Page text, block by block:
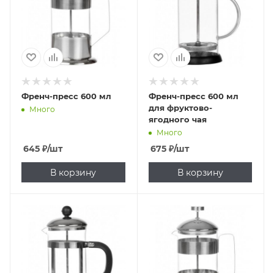
Френч-пресс 600 мл
Много
645 ₽/шт
В корзину
Френч-пресс 600 мл
для фруктово-
ягодного чая
Много
675₽/шт
В корзину